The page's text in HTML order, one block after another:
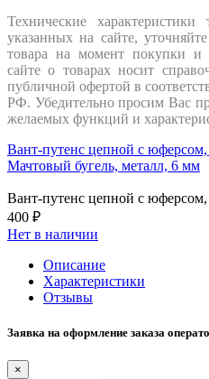
Технические
указанных на сайте,
товара на момент покупки
сайте о товарах носит
публичной офертой в
РФ. Убедительно просим Вас
желаемых функций и
Вант-путенс цепной с
Мачтовый бугель, металл, 6 мм
Вант-путенс цепной с
400 ₽
Нет в наличии
Описание
Характеристики
Отзывы
Заявка на оформление заказа
×